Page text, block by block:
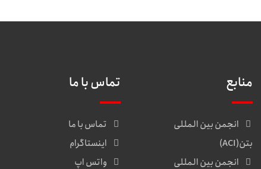
منابع
انجمن بین المللی
بتن(ACI)
انجمن بین المللی
تماس با ما
تماس با ما
اینستاگرام
واتس اپ